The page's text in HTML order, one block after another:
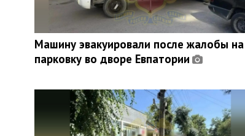
Машину эвакуировали после жалобы на
парковку во дворе Евпатории